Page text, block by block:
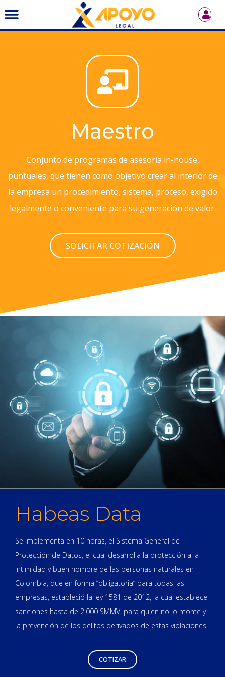
Maestro
Conjunto de programas de asesoría in-house,
puntuales, que tienen como objetivo crear al interior de
la empresa un procedimiento, sistema, proceso, exigido
legalmente o conveniente para su generación de valor.
SOLICITAR COTIZACIÓN
Habeas Data
Se implementa en 10 horas, el Sistema General de
Protección de Datos, el cual desarrolla la protección a la
intimidad y buen nombre de las personas naturales en
Colombia, que en forma “obligatoria” para todas las
empresas, estableció la ley 1581 de 2012, la cual establece
sanciones hasta de 2.000 SMMV, para quien no lo monte y
la prevención de los delitos derivados de estas violaciones.
COTIZAR